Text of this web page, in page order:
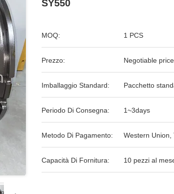
SY550
MOQ: 1 PCS
Prezzo: Negotiable price
Imballaggio Standard: Pacchetto
Periodo Di Consegna: 1~3days
Metodo Di Pagamento: Western Union,
Capacità Di Fornitura: 10 pezzi al